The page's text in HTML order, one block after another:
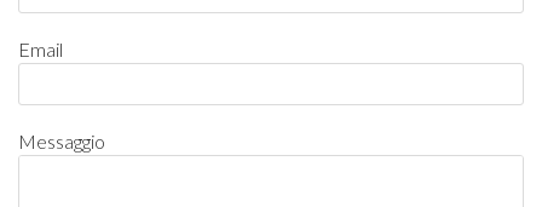
Email
Messaggio